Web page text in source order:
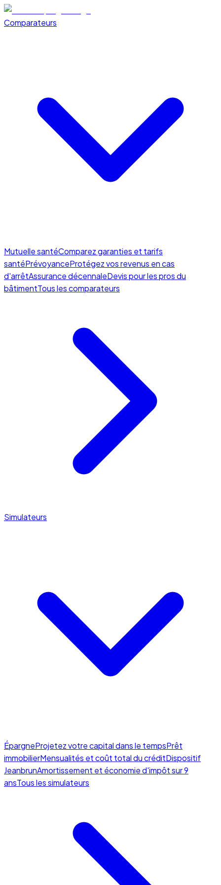
Comparateurs
Mutuelle santéComparez garanties et tarifs
santéPrévoyanceProtégez vos revenus en cas
d'arrêtAssurance décennaleDevis pour les pros du
bâtimentTous les comparateurs
Simulateurs
ÉpargneProjetez votre capital dans le tempsPrêt
immobilierMensualités et coût total du créditDispositif
JeanbrunAmortissement et économie d'impôt sur 9
ansTous les simulateurs